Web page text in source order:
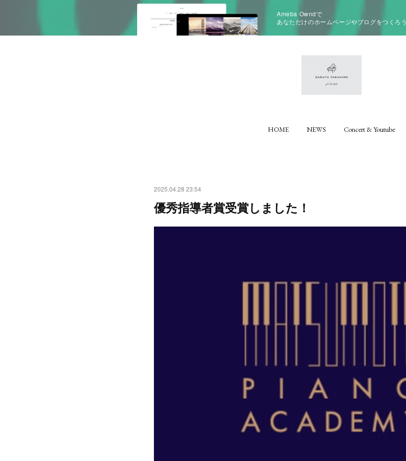
Ameba Owndで
あなただけのホームページやブログをつくろう
HOME NEWS Concert & Youtube
2025.04.28 23:54
優秀指導者賞受賞しました！